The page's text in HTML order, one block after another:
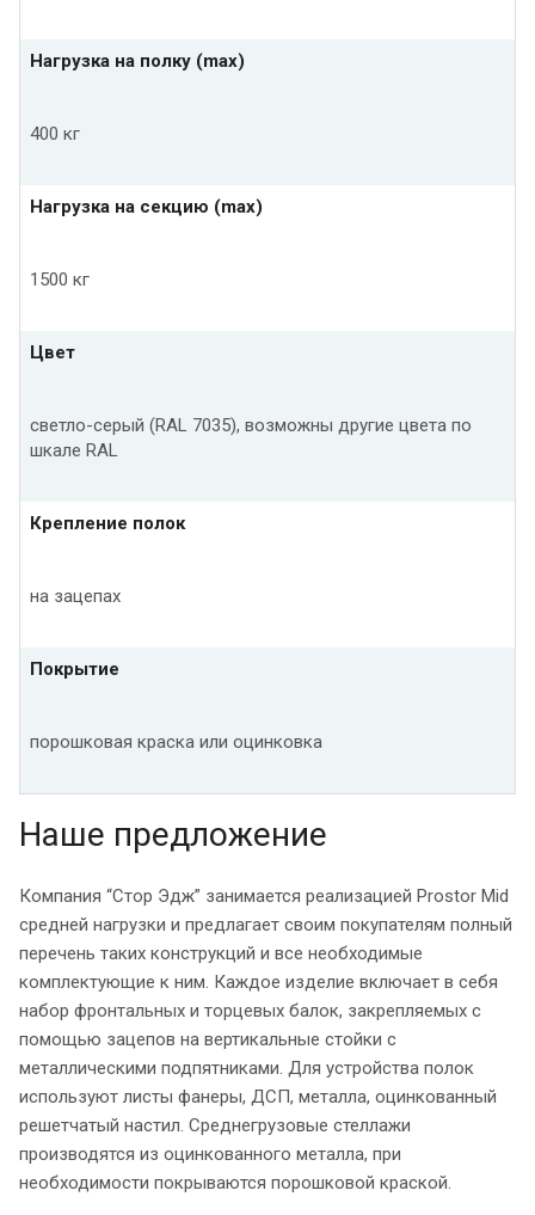
Нагрузка на полку (max)
400 кг
Нагрузка на секцию (max)
1500 кг
Цвет
светло-серый (RAL 7035), возможны другие цвета по
шкале RAL
Крепление полок
на зацепах
Покрытие
порошковая краска или оцинковка
Наше предложение
Компания “Стор Эдж” занимается реализацией Prostor Mid
средней нагрузки и предлагает своим покупателям полный
перечень таких конструкций и все необходимые
комплектующие к ним. Каждое изделие включает в себя
набор фронтальных и торцевых балок, закрепляемых с
помощью зацепов на вертикальные стойки с
металлическими подпятниками. Для устройства полок
используют листы фанеры, ДСП, металла, оцинкованный
решетчатый настил. Среднегрузовые стеллажи
производятся из оцинкованного металла, при
необходимости покрываются порошковой краской.